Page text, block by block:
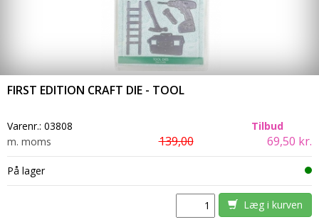
FIRST EDITION CRAFT DIE - TOOL
Varenr.: 03808
Tilbud
m. moms
139,00 69,50 kr.
På lager
Læg i kurven